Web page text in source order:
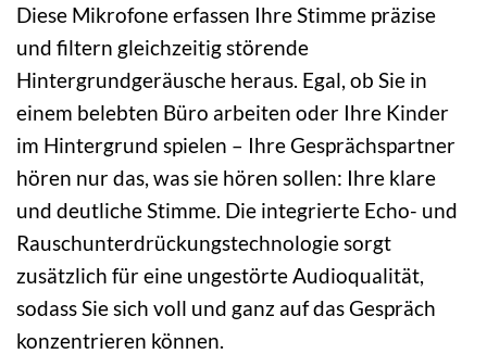
Diese Mikrofone erfassen Ihre Stimme präzise
und filtern gleichzeitig störende
Hintergrundgeräusche heraus. Egal, ob Sie in
einem belebten Büro arbeiten oder Ihre Kinder
im Hintergrund spielen – Ihre Gesprächspartner
hören nur das, was sie hören sollen: Ihre klare
und deutliche Stimme. Die integrierte Echo- und
Rauschunterdrückungstechnologie sorgt
zusätzlich für eine ungestörte Audioqualität,
sodass Sie sich voll und ganz auf das Gespräch
konzentrieren können.